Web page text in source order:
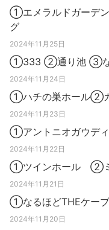
①エメラルドガーデ
グ
2024年11月25日
①333 ②通り池 ③な
2024年11月24日
①ハチの巣ホール②
2024年11月23日
①アントニオガウデ
2024年11月22日
①ツインホール ②
2024年11月21日
①なるほどTHEケー
2024年11月20日